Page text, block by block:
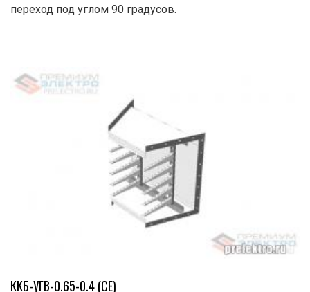
переход под углом 90 градусов.
ККБ-УГВ-0.65-0.4 (СЕ)